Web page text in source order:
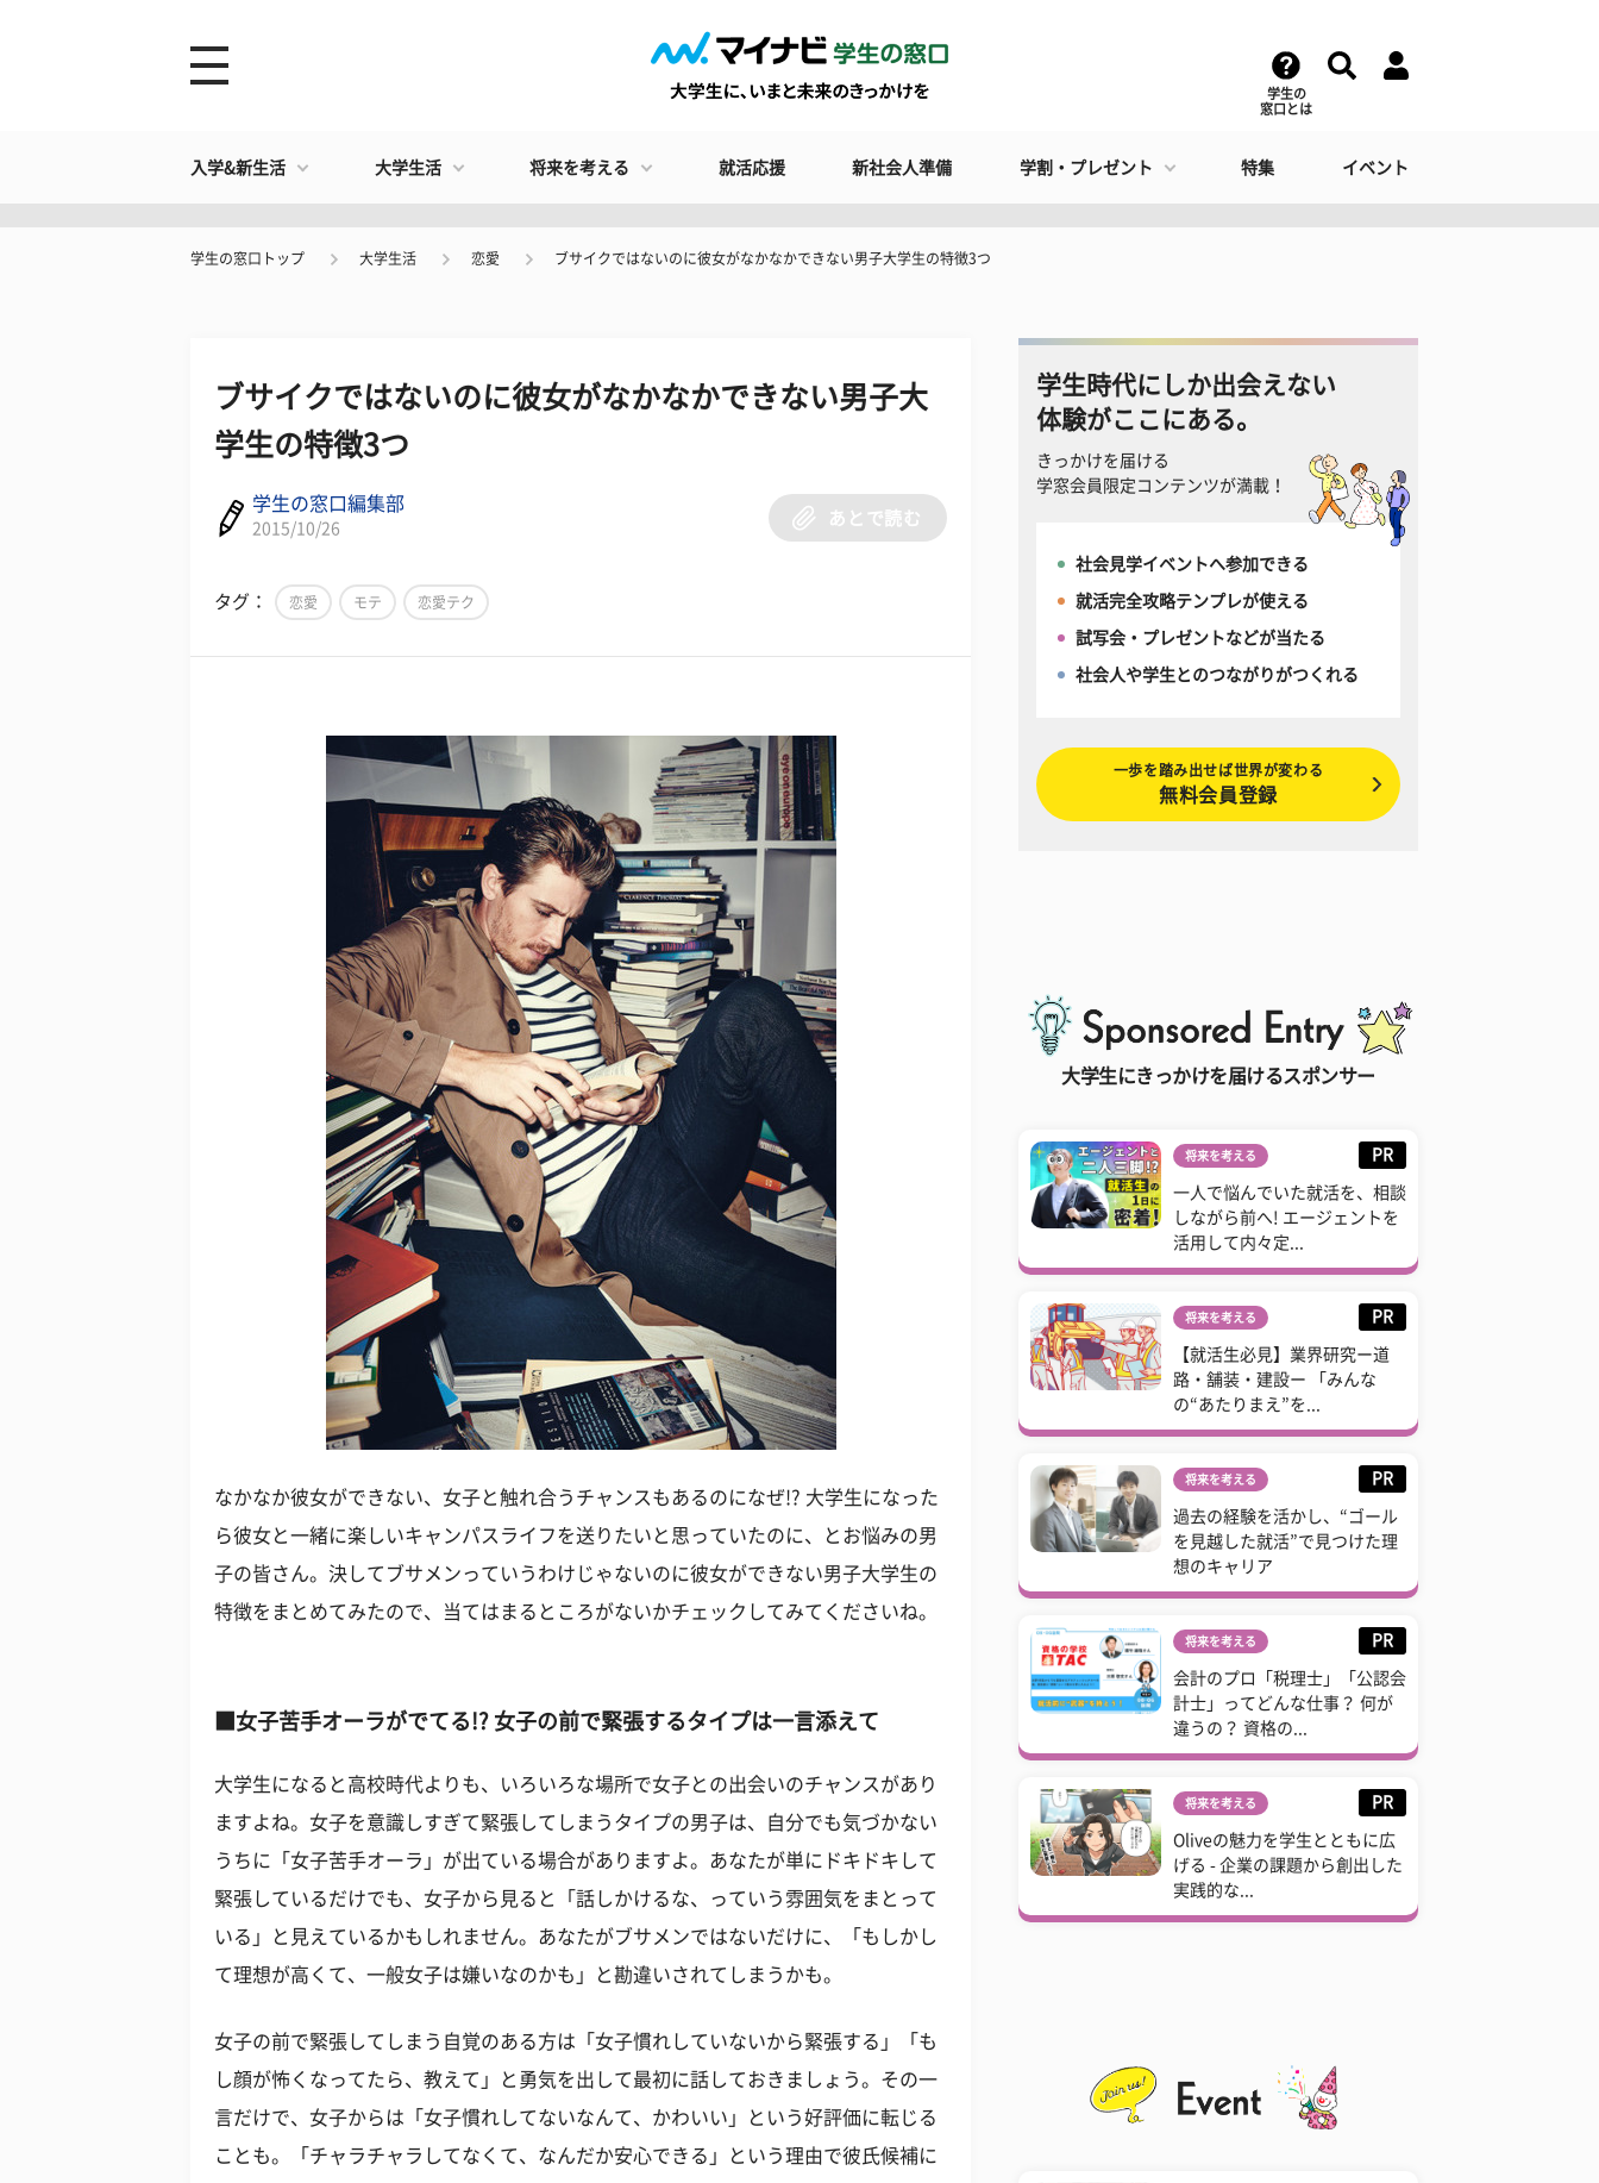
学生の
窓口とは
入学&新生活 大学生活 将来を考える 就活応援 新社会人準備 学割・プレゼント 特集 イベント
学生の窓口トップ 大学生活 恋愛 ブサイクではないのに彼女がなかなかできない男子大学生の特徴3つ
ブサイクではないのに彼女がなかなかできない男子大
学生の特徴3つ
学生の窓口編集部
2015/10/26
あとで読む
タグ： 恋愛 モテ 恋愛テク
なかなか彼女ができない、女子と触れ合うチャンスもあるのになぜ!? 大学生になった
ら彼女と一緒に楽しいキャンパスライフを送りたいと思っていたのに、とお悩みの男
子の皆さん。決してブサメンっていうわけじゃないのに彼女ができない男子大学生の
特徴をまとめてみたので、当てはまるところがないかチェックしてみてくださいね。
■女子苦手オーラがでてる!? 女子の前で緊張するタイプは一言添えて
大学生になると高校時代よりも、いろいろな場所で女子との出会いのチャンスがあり
ますよね。女子を意識しすぎて緊張してしまうタイプの男子は、自分でも気づかない
うちに「女子苦手オーラ」が出ている場合がありますよ。あなたが単にドキドキして
緊張しているだけでも、女子から見ると「話しかけるな、っていう雰囲気をまとって
いる」と見えているかもしれません。あなたがブサメンではないだけに、「もしかし
て理想が高くて、一般女子は嫌いなのかも」と勘違いされてしまうかも。
女子の前で緊張してしまう自覚のある方は「女子慣れしていないから緊張する」「も
し顔が怖くなってたら、教えて」と勇気を出して最初に話しておきましょう。その一
言だけで、女子からは「女子慣れしてないなんて、かわいい」という好評価に転じる
ことも。「チャラチャラしてなくて、なんだか安心できる」という理由で彼氏候補に
学生時代にしか出会えない
体験がここにある。
きっかけを届ける
学窓会員限定コンテンツが満載！
社会見学イベントへ参加できる
就活完全攻略テンプレが使える
試写会・プレゼントなどが当たる
社会人や学生とのつながりがつくれる
一歩を踏み出せば世界が変わる
無料会員登録
大学生にきっかけを届けるスポンサー
将来を考える PR
一人で悩んでいた就活を、相談
しながら前へ! エージェントを
活用して内々定...
将来を考える PR
【就活生必見】業界研究ー道
路・舗装・建設ー 「みんな
の“あたりまえ”を...
将来を考える PR
過去の経験を活かし、“ゴール
を見越した就活”で見つけた理
想のキャリア
将来を考える PR
会計のプロ「税理士」「公認会
計士」ってどんな仕事？ 何が
違うの？ 資格の...
将来を考える PR
Oliveの魅力を学生とともに広
げる - 企業の課題から創出した
実践的な...